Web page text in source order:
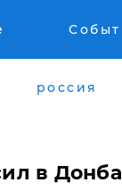
россия
в